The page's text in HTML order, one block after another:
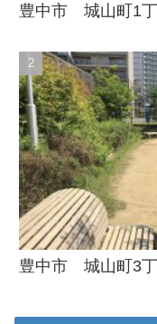
豊中市 城山町1丁
豊中市 城山町3丁